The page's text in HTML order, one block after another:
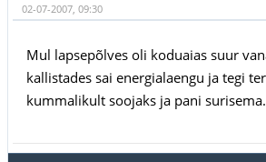
02-07-2007, 09:30
Mul lapsepõlves oli koduaias suur
kallistades sai energialaengu ja tegi
kummalikult soojaks ja pani surisema.